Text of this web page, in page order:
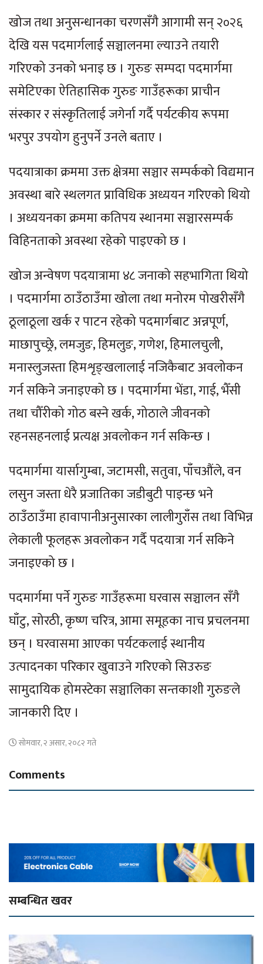
खोज तथा अनुसन्धानका चरणसँगै आगामी सन् २०२६
देखि यस पदमार्गलाई सञ्चालनमा ल्याउने तयारी
गरिएको उनको भनाइ छ । गुरुङ सम्पदा पदमार्गमा
समेटिएका ऐतिहासिक गुरुङ गाउँहरूका प्राचीन
संस्कार र संस्कृतिलाई जगेर्ना गर्दै पर्यटकीय रूपमा
भरपुर उपयोग हुनुपर्ने उनले बताए ।
पदयात्राका क्रममा उक्त क्षेत्रमा सञ्चार सम्पर्कको विद्यमान
अवस्था बारे स्थलगत प्राविधिक अध्ययन गरिएको थियो
। अध्ययनका क्रममा कतिपय स्थानमा सञ्चारसम्पर्क
विहिनताको अवस्था रहेको पाइएको छ ।
खोज अन्वेषण पदयात्रामा ४८ जनाको सहभागिता थियो
। पदमार्गमा ठाउँठाउँमा खोला तथा मनोरम पोखरीसँगै
ठूलाठूला खर्क र पाटन रहेको पदमार्गबाट अन्नपूर्ण,
माछापुच्छ्रे, लमजुङ, हिमलुङ, गणेश, हिमालचुली,
मनास्लुजस्ता हिमशृङ्खलालाई नजिकैबाट अवलोकन
गर्न सकिने जनाइएको छ । पदमार्गमा भेंडा, गाई, भैँसी
तथा चौँरीको गोठ बस्ने खर्क, गोठाले जीवनको
रहनसहनलाई प्रत्यक्ष अवलोकन गर्न सकिन्छ ।
पदमार्गमा यार्सागुम्बा, जटामसी, सतुवा, पाँचऔंले, वन
लसुन जस्ता धेरै प्रजातिका जडीबुटी पाइन्छ भने
ठाउँठाउँमा हावापानीअनुसारका लालीगुराँस तथा विभिन्न
लेकाली फूलहरू अवलोकन गर्दै पदयात्रा गर्न सकिने
जनाइएको छ ।
पदमार्गमा पर्ने गुरुङ गाउँहरूमा घरवास सञ्चालन सँगै
घाँटु, सोरठी, कृष्ण चरित्र, आमा समूहका नाच प्रचलनमा
छन् । घरवासमा आएका पर्यटकलाई स्थानीय
उत्पादनका परिकार खुवाउने गरिएको सिउरुङ
सामुदायिक होमस्टेका सञ्चालिका सन्तकाशी गुरुङले
जानकारी दिए ।
सोमवार, २ असार, २०८२ गते
Comments
सम्बन्धित खवर